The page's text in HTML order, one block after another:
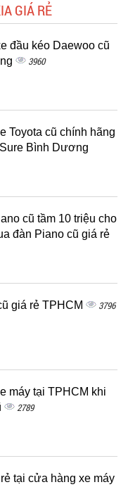
GIÁ RẺ
đầu kéo Daewoo cũ
3960
Toyota cũ chính hãng
Bình Dương
cũ tầm 10 triệu cho
đàn Piano cũ giá rẻ
giá rẻ TPHCM 3796
máy tại TPHCM khi
2789
tại cửa hàng xe máy